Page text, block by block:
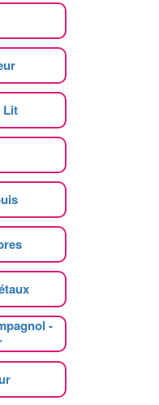
Lit
-